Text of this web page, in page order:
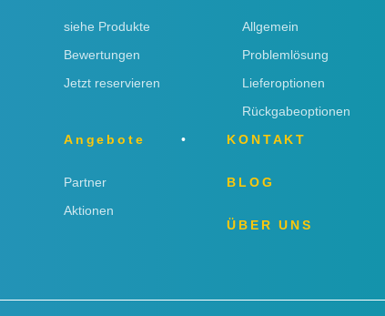
siehe Produkte
Bewertungen
Jetzt reservieren
Allgemein
Problemlösung
Lieferoptionen
Rückgabeoptionen
Angebote
Partner
Aktionen
KONTAKT
BLOG
ÜBER UNS